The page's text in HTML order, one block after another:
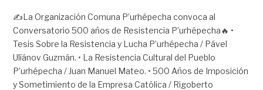
✍️La Organización Comuna P’urhépecha convoca al
Conversatorio 500 años de Resistencia P’urhépecha🔥 •
Tesis Sobre la Resistencia y Lucha P’urhépecha / Pável
Ulíánov Guzmán. • La Resistencia Cultural del Pueblo
P’urhépecha / Juan Manuel Mateo. • 500 Años de Imposición
y Sometimiento de la Empresa Católica / Rigoberto